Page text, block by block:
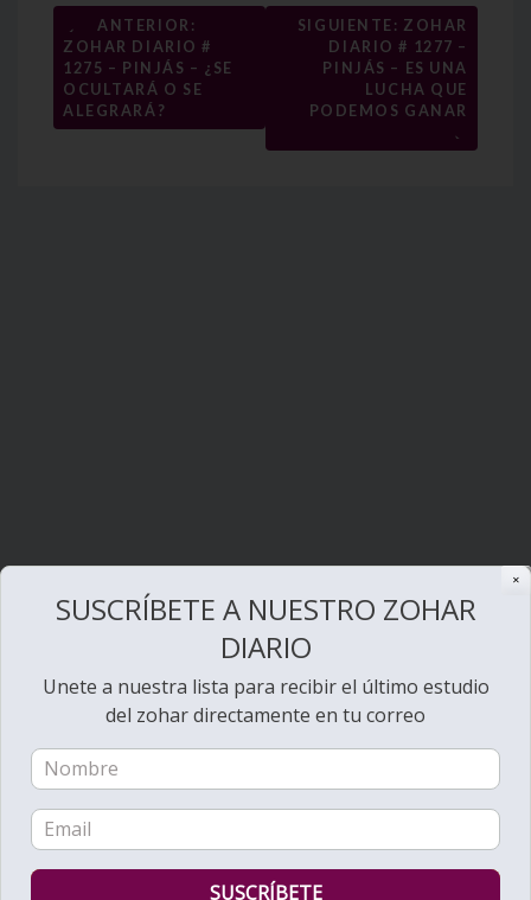
Navegación
de
entradas
←
ANTERIOR:
ZOHAR DIARIO #
1275 – PINJÁS – ¿SE
OCULTARÁ O SE
ALEGRARÁ?
SIGUIENTE: ZOHAR
DIARIO # 1277 –
PINJÁS – ES UNA
LUCHA QUE
PODEMOS GANAR
→
Bienvenido al Zohar
✕
SUSCRÍBETE A NUESTRO ZOHAR
DIARIO
Unete a nuestra lista para recibir el último estudio
del zohar directamente en tu correo